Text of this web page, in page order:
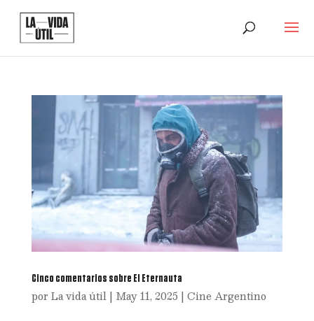
Cinco comentarios sobre El Eternauta
por La vida útil| May 11, 2025 | Cine Argentino